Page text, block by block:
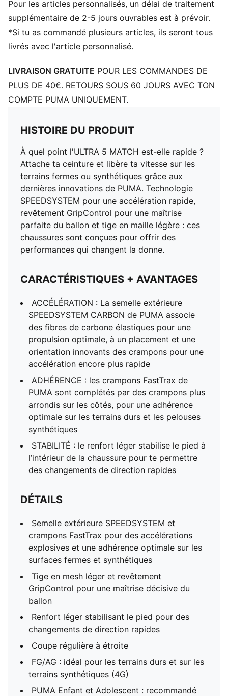
de direction rapides
DÉTAILS
Semelle extérieure SPEEDSYSTEM et crampons
FastTrax pour des accélérations explosives et une
adhérence optimale sur les surfaces fermes et
synthétiques
une maîtrise décisive du ballon
Renfort léger stabilisant le pied pour des changements
Coupe régulière à étroite
synthétiques (4G)
PUMA Enfant et Adolescent : recommandé pour les
enfants âgés de 8 à 16 ans
Pour les articles personnalisés, un délai de traitement
supplémentaire de 2-5 jours ouvrables est à prévoir.
*Si tu as commandé plusieurs articles, ils seront tous
livrés avec l'article personnalisé.
LIVRAISON GRATUITE POUR LES COMMANDES DE
PLUS DE 40€. RETOURS SOUS 60 JOURS AVEC TON
COMPTE PUMA UNIQUEMENT.
HISTOIRE DU PRODUIT
À quel point l'ULTRA 5 MATCH est-elle rapide ?
Attache ta ceinture et libère ta vitesse sur les
terrains fermes ou synthétiques grâce aux
dernières innovations de PUMA. Technologie
SPEEDSYSTEM pour une accélération rapide,
revêtement GripControl pour une maîtrise
parfaite du ballon et tige en maille légère : ces
chaussures sont conçues pour offrir des
performances qui changent la donne.
CARACTÉRISTIQUES + AVANTAGES
ACCÉLÉRATION : La semelle extérieure
SPEEDSYSTEM CARBON de PUMA associe
des fibres de carbone élastiques pour une
propulsion optimale, à un placement et une
orientation innovants des crampons pour une
accélération encore plus rapide
ADHÉRENCE : les crampons FastTrax de
PUMA sont complétés par des crampons plus
arrondis sur les côtés, pour une adhérence
optimale sur les terrains durs et les pelouses
synthétiques
STABILITÉ : le renfort léger stabilise le pied à
l’intérieur de la chaussure pour te permettre
des changements de direction rapides
DÉTAILS
Semelle extérieure SPEEDSYSTEM et
crampons FastTrax pour des accélérations
explosives et une adhérence optimale sur les
surfaces fermes et synthétiques
Tige en mesh léger et revêtement
GripControl pour une maîtrise décisive du
ballon
Renfort léger stabilisant le pied pour des
changements de direction rapides
Coupe régulière à étroite
FG/AG : idéal pour les terrains durs et sur les
terrains synthétiques (4G)
PUMA Enfant et Adolescent : recommandé